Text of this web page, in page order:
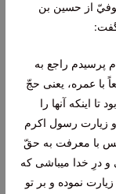
از حسين‌ بن‌
پرسيدم‌ راجع‌ به‌
با عمره‌، يعنی حجّ
اينکه‌ آنها را
و زيارت‌ رسول‌ اکرم‌
با معرفت‌ به‌ حقّ
و درِ خدا میباشی که‌
نموده‌ و بر تو